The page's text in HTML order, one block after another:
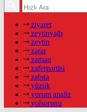
ziyaret
zeytinyağı
zeytin
zarar
zaman
zaferpartisi
zabıta
yüzük
yorum analiz
yolsorunu